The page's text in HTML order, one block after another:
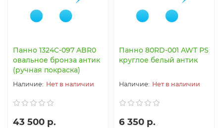
Панно 1324C-097 ABR0
овальное бронза антик
(ручная покраска)
Нет в наличии
43 500 р.
Панно 80RD-001 AWT PS
круглое белый антик
Нет в наличии
6 350 р.